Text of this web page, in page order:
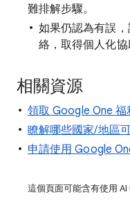
難排解步驟。
如果仍認為有誤
絡，取得個人化協
相關資源
領取 Google One 福
瞭解哪些國家/地區
申請使用 Google
這個頁面可能含有使用 AI